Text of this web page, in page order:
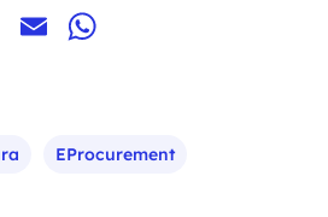
LinkedIn
Email
EProcurement